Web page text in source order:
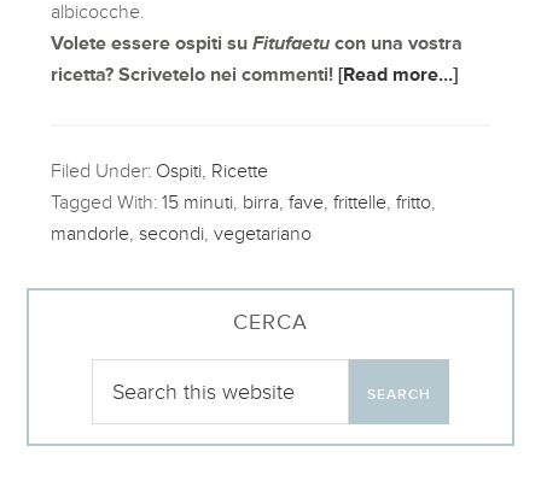
albicocche.
Volete essere ospiti suFitufaetu con una vostra
ricetta? Scrivetelo nei commenti![Read more…]
Filed Under: Ospiti Ricette
Tagged With:15 minuti birra ,fave ,frittelle ,fritto
mandorle ,secondi ,vegetariano
CERCA